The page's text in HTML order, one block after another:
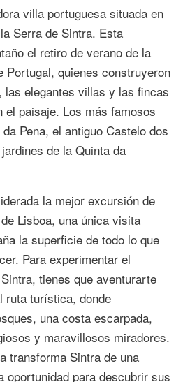
villa portuguesa situada en
Serra de Sintra. Esta
el retiro de verano de la
Portugal, quienes construyeron
las elegantes villas y las fincas
el paisaje. Los más famosos
Pena, el antiguo Castelo dos
de la Quinta da
la mejor excursión de
Lisboa, una única visita
la superficie de todo lo que
Para experimentar el
tienes que aventurarte
ruta turística, donde
una costa escarpada,
y maravillosos miradores.
transforma Sintra de una
oportunidad para descubrir sus